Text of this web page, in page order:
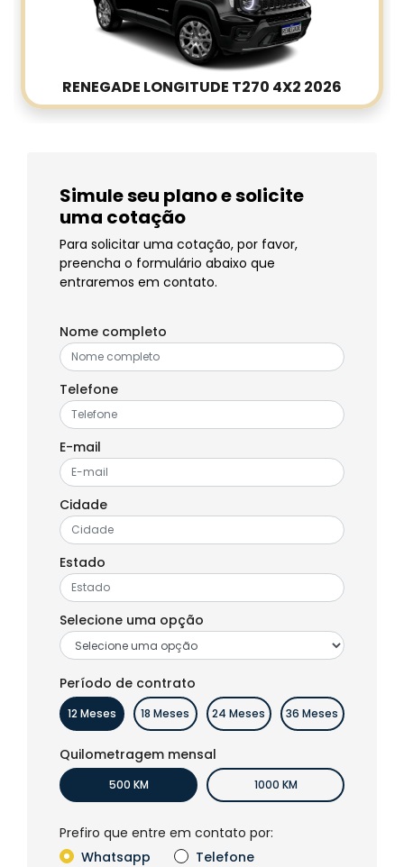
RENEGADE LONGITUDE T270 4X2 2026
Simule seu plano e solicite
uma cotação
Para solicitar uma cotação, por favor,
preencha o formulário abaixo que
entraremos em contato.
Nome completo
Telefone
E-mail
Cidade
Estado
Selecione uma opção
Período de contrato
12 Meses 18 Meses 24 Meses 36 Meses
Quilometragem mensal
500 KM 1000 KM
Prefiro que entre em contato por:
Whatsapp
Telefone